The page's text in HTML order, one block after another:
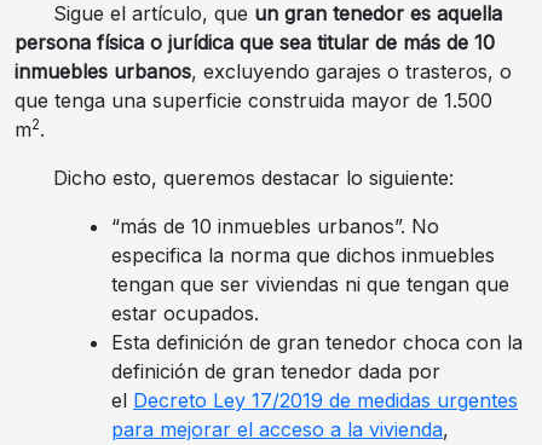
Sigue el artículo, que un gran tenedor es aquella
persona física o jurídica que sea titular de más de 10
inmuebles urbanos, excluyendo garajes o trasteros, o
que tenga una superficie construida mayor de 1.500
m2.
Dicho esto, queremos destacar lo siguiente:
“más de 10 inmuebles urbanos”. No
especifica la norma que dichos inmuebles
tengan que ser viviendas ni que tengan que
estar ocupados.
Esta definición de gran tenedor choca con la
definición de gran tenedor dada por
el Decreto Ley 17/2019 de medidas urgentes
para mejorar el acceso a la vivienda,